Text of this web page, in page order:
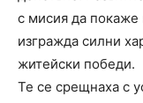
с мисия да покаже
изгражда силни
житейски победи.
Те се срещнаха с